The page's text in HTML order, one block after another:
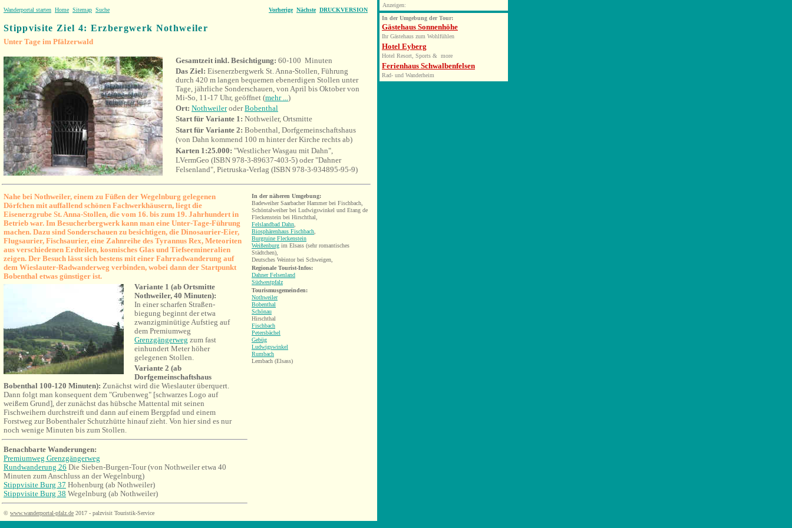
Wanderportal starten Home Sitemap Suche Vorherige Nächste DRUCKVERSION
Stippvisite Ziel 4: Erzbergwerk Nothweiler
Unter Tage im Pfälzerwald
Gesamtzeit inkl. Besichtigung: 60-100 Minuten
Das Ziel: Eisenerzbergwerk St. Anna-Stollen, Führung
durch 420 m langen bequemen ebenerdigen Stollen unter
Tage, jährliche Sonderschauen, von April bis Oktober von
Mi-So, 11-17 Uhr, geöffnet (mehr ...)
Ort: NothweileroderBobenthal
Start für Variante 1: Nothweiler, Ortsmitte
Start für Variante 2: Bobenthal, Dorfgemeinschaftshaus
(von Dahn kommend 100 m hinter der Kirche rechts ab)
Karten 1:25.000: "Westlicher Wasgau mit Dahn",
LVermGeo (ISBN 978-3-89637-403-5) oder "Dahner
Felsenland", Pietruska-Verlag (ISBN 978-3-934895-95-9)
Nahe bei Nothweiler, einem zu Füßen der Wegelnburg gelegenen
Dörfchen mit auffallend schönen Fachwerkhäusern, liegt die
Eisenerzgrube St. Anna-Stollen, die vom 16. bis zum 19. Jahrhundert in
Betrieb war. Im Besucherbergwerk kann man eine Unter-Tage-Führung
machen. Dazu sind Sonderschauen zu besichtigen, die Dinosaurier-Eier,
Flugsaurier, Fischsaurier, eine Zahnreihe des Tyrannus Rex, Meteoriten
aus verschiedenen Erdteilen, kosmisches Glas und Tiefseemineralien
zeigen. Der Besuch lässt sich bestens mit einer Fahrradwanderung auf
dem Wieslauter-Radwanderweg verbinden, wobei dann der Startpunkt
Bobenthal etwas günstiger ist.
Variante 1 (ab Ortsmitte
Nothweiler, 40 Minuten):
In einer scharfen Straßen-
biegung beginnt der etwa
zwanzigminütige Aufstieg auf
dem Premiumweg
Grenzgängerweg zum fast
einhundert Meter höher
gelegenen Stollen.
Variante 2 (ab
Dorfgemeinschaftshaus
Bobenthal 100-120 Minuten): Zunächst wird die Wieslauter überquert.
Dann folgt man konsequent dem "Grubenweg" [schwarzes Logo auf
weißem Grund], der zunächst das hübsche Mattental mit seinen
Fischweihern durchstreift und dann auf einem Bergpfad und einem
Forstweg zur Bobenthaler Schutzhütte hinauf zieht. Von hier sind es nur
noch wenige Minuten bis zum Stollen.
Benachbarte Wanderungen:
Premiumweg Grenzgängerweg
Rundwanderung 26 Die Sieben-Burgen-Tour (von Nothweiler etwa 40
Minuten zum Anschluss an der Wegelnburg)
Stippvisite Burg 37 Hohenburg (ab Nothweiler)
Stippvisite Burg 38 Wegelnburg (ab Nothweiler)
© www.wanderportal-pfalz.de 2017 - palzvisit Touristik-Service
In der näheren Umgebung:
Badeweiher Saarbacher Hammer bei Fischbach,
Schöntalweiher bei Ludwigswinkel und Etang de
Fleckenstein bei Hirschthal,
Felslandbad Dahn
Biosphärenhaus Fischbach
Burgruine Fleckenstein
Weißenburg im Elsass (sehr romantisches
Städtchen),
Deutsches Weintor bei Schweigen
Regionale Tourist-Infos:
Dahner Felsenland
Südwestpfalz
Tourismusgemeinden:
Nothweiler
Bobenthal
Schönau
Hirschthal
Fischbach
Petersbächel
Gebüg
Ludwigswinkel
Rumbach
Lembach (Elsass)
Anzeigen:
In der Umgebung der Tour:
Gästehaus Sonnenhöhe
Ihr Gästehaus zum Wohlfühlen
Hotel Eyberg
Hotel Resort, Sports & more
Ferienhaus Schwalbenfelsen
Rad- und Wanderheim